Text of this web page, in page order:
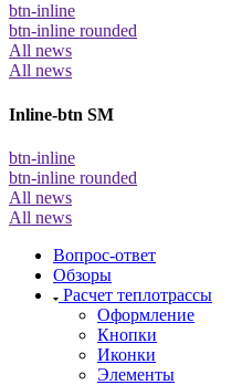
btn-inline
btn-inline rounded
All news
All news
Inline-btn SM
btn-inline
btn-inline rounded
All news
All news
Вопрос-ответ
Обзоры
Расчет теплотрассы
Оформление
Кнопки
Иконки
Элементы